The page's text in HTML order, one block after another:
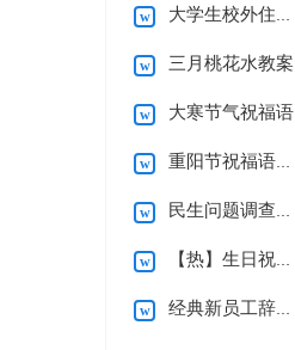
大学生校外住宿承诺书
三月桃花水教案
大寒节气祝福语
重阳节祝福语集合15篇
民生问题调查报告
【热】生日祝福语
经典新员工辞职信